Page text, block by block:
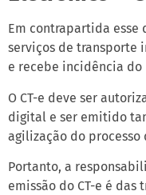
Em contrapartida esse
serviços de transporte
e recebe incidência do
O CT-e deve ser
digital e ser emitido
agilização do
Portanto, a
emissão do CT-e é das